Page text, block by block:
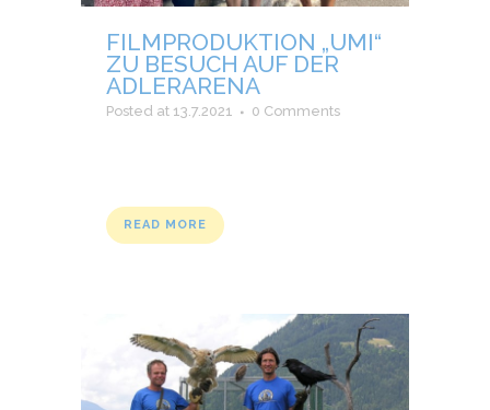
FILMPRODUKTION „UMI“
ZU BESUCH AUF DER
ADLERARENA
Posted at 13.7.2021 0 Comments
READ MORE